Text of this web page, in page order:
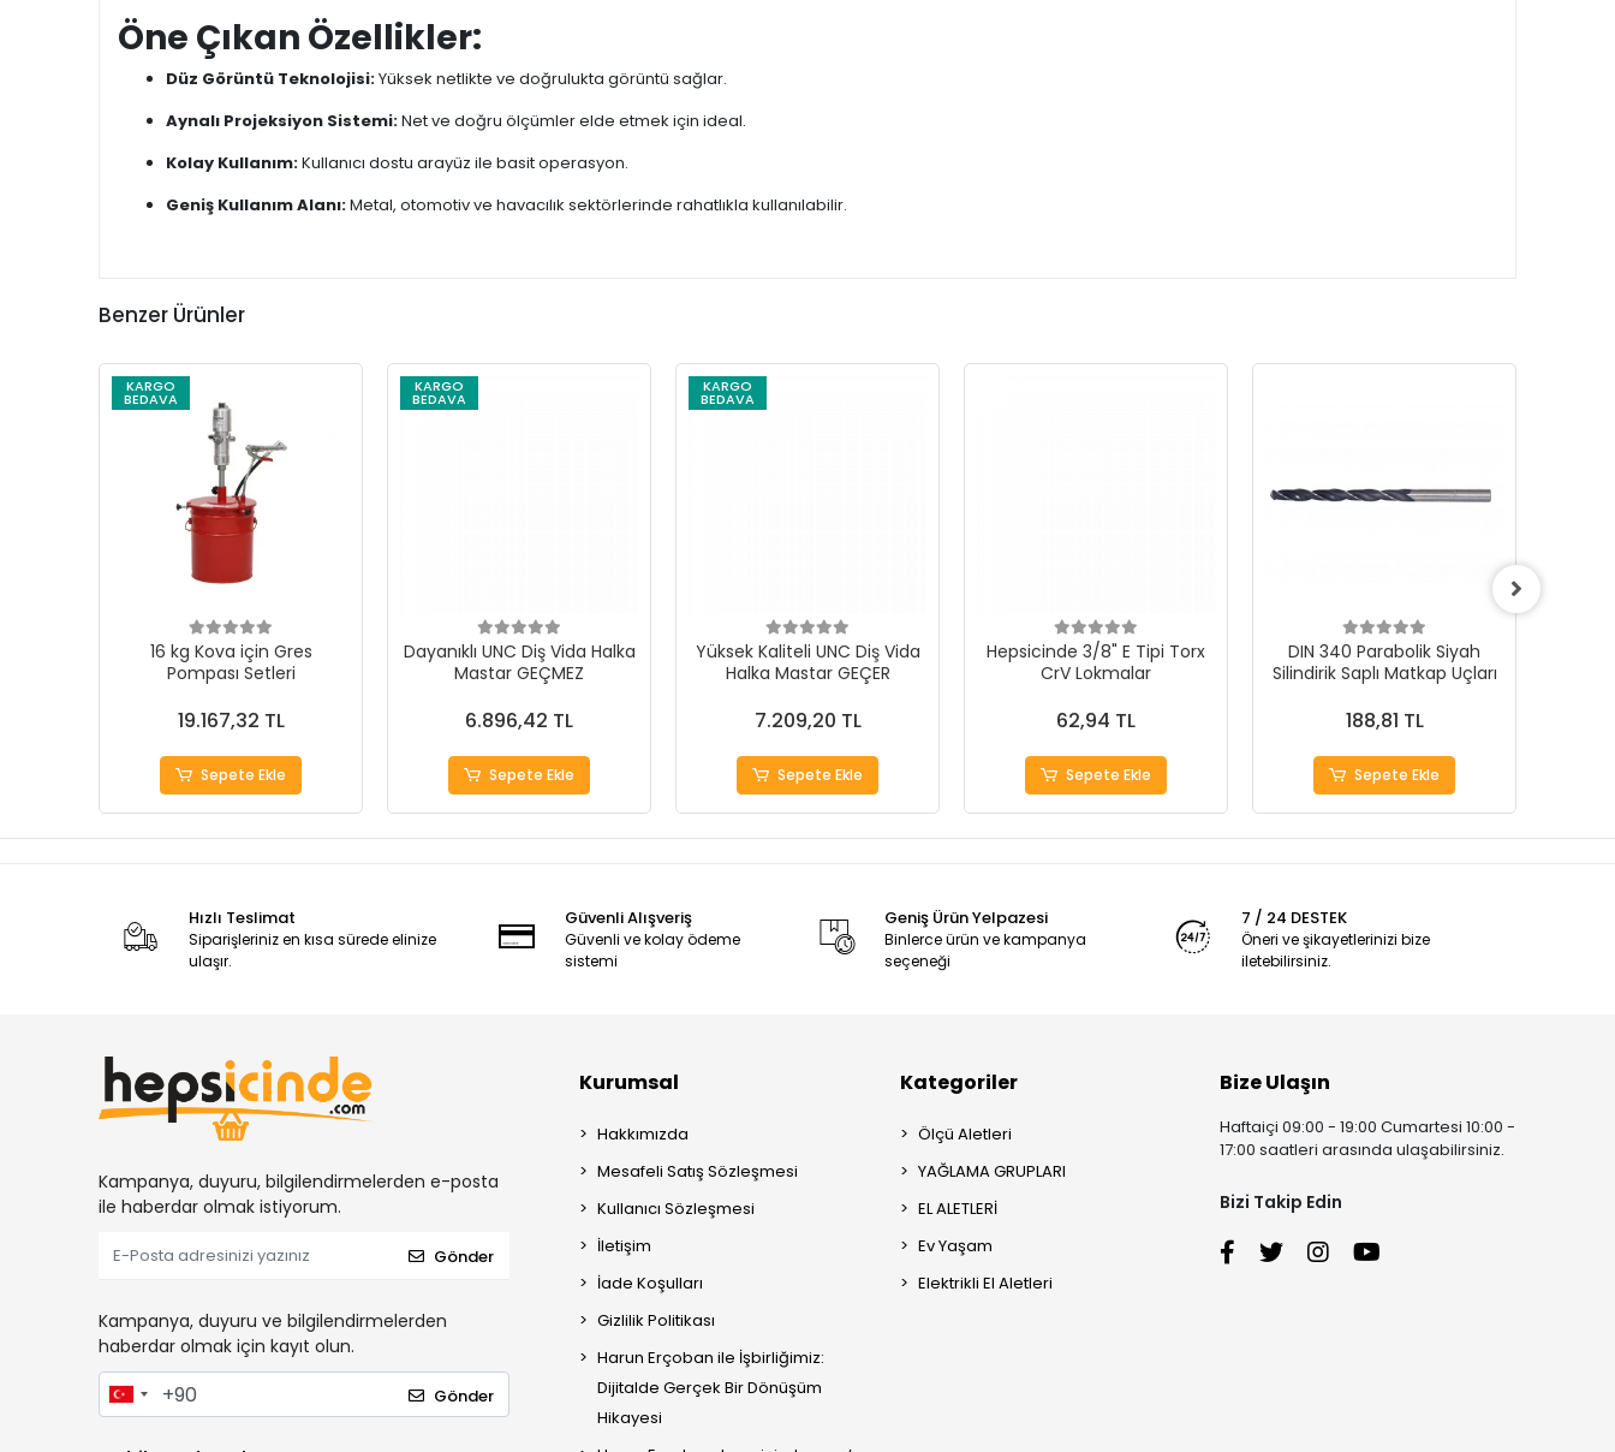
Öne Çıkan Özellikler:
Düz Görüntü Teknolojisi:Yüksek netlikte ve doğrulukta görüntü sağlar.
Aynalı Projeksiyon Sistemi:Net ve doğru ölçümler elde etmek için ideal.
Kolay Kullanım:Kullanıcı dostu arayüz ile basit operasyon.
Geniş Kullanım Alanı:Metal, otomotiv ve havacılık sektörlerinde rahatlıkla kullanılabilir.
Benzer Ürünler
KARGO
BEDAVA
16 kg Kova için Gres
Pompası Setleri
19.167,32 TL
Sepete Ekle
KARGO
BEDAVA
Dayanıklı UNC Diş Vida Halka
Mastar GEÇMEZ
6.896,42 TL
Sepete Ekle
KARGO
BEDAVA
Yüksek Kaliteli UNC Diş Vida
Halka Mastar GEÇER
7.209,20 TL
Sepete Ekle
Hepsicinde 3/8" E Tipi Torx
CrV Lokmalar
62,94 TL
Sepete Ekle
DIN 340 Parabolik Siyah
Silindirik Saplı Matkap Uçları
188,81 TL
Sepete Ekle
Hızlı Teslimat
Siparişleriniz en kısa sürede elinize
ulaşır.
Güvenli Alışveriş
Güvenli ve kolay ödeme
sistemi
Geniş Ürün Yelpazesi
Binlerce ürün ve kampanya
seçeneği
7 / 24 DESTEK
Öneri ve şikayetlerinizi bize
iletebilirsiniz.
Kampanya, duyuru, bilgilendirmelerden e-posta
ile haberdar olmak istiyorum.
Gönder
Kampanya, duyuru ve bilgilendirmelerden
haberdar olmak için kayıt olun.
Gönder
Kurumsal
Hakkımızda
Mesafeli Satış Sözleşmesi
Kullanıcı Sözleşmesi
İletişim
İade Koşulları
Gizlilik Politikası
Harun Erçoban ile İşbirliğimiz:
Dijitalde Gerçek Bir Dönüşüm
Hikayesi
Kategoriler
Ölçü Aletleri
YAĞLAMA GRUPLARI
EL ALETLERİ
Ev Yaşam
Elektrikli El Aletleri
Bize Ulaşın
Haftaiçi 09:00 - 19:00 Cumartesi 10:00 -
17:00 saatleri arasında ulaşabilirsiniz.
Bizi Takip Edin